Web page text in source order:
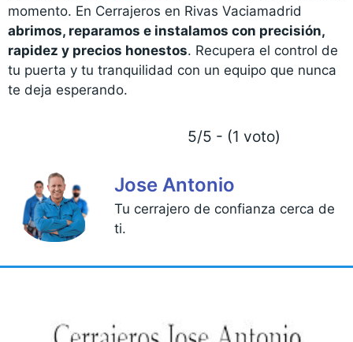
momento. En Cerrajeros en Rivas Vaciamadrid
abrimos, reparamos e instalamos con precisión,
rapidez y precios honestos. Recupera el control de
tu puerta y tu tranquilidad con un equipo que nunca
te deja esperando.
5/5 - (1 voto)
Jose Antonio
Tu cerrajero de confianza cerca de
ti.